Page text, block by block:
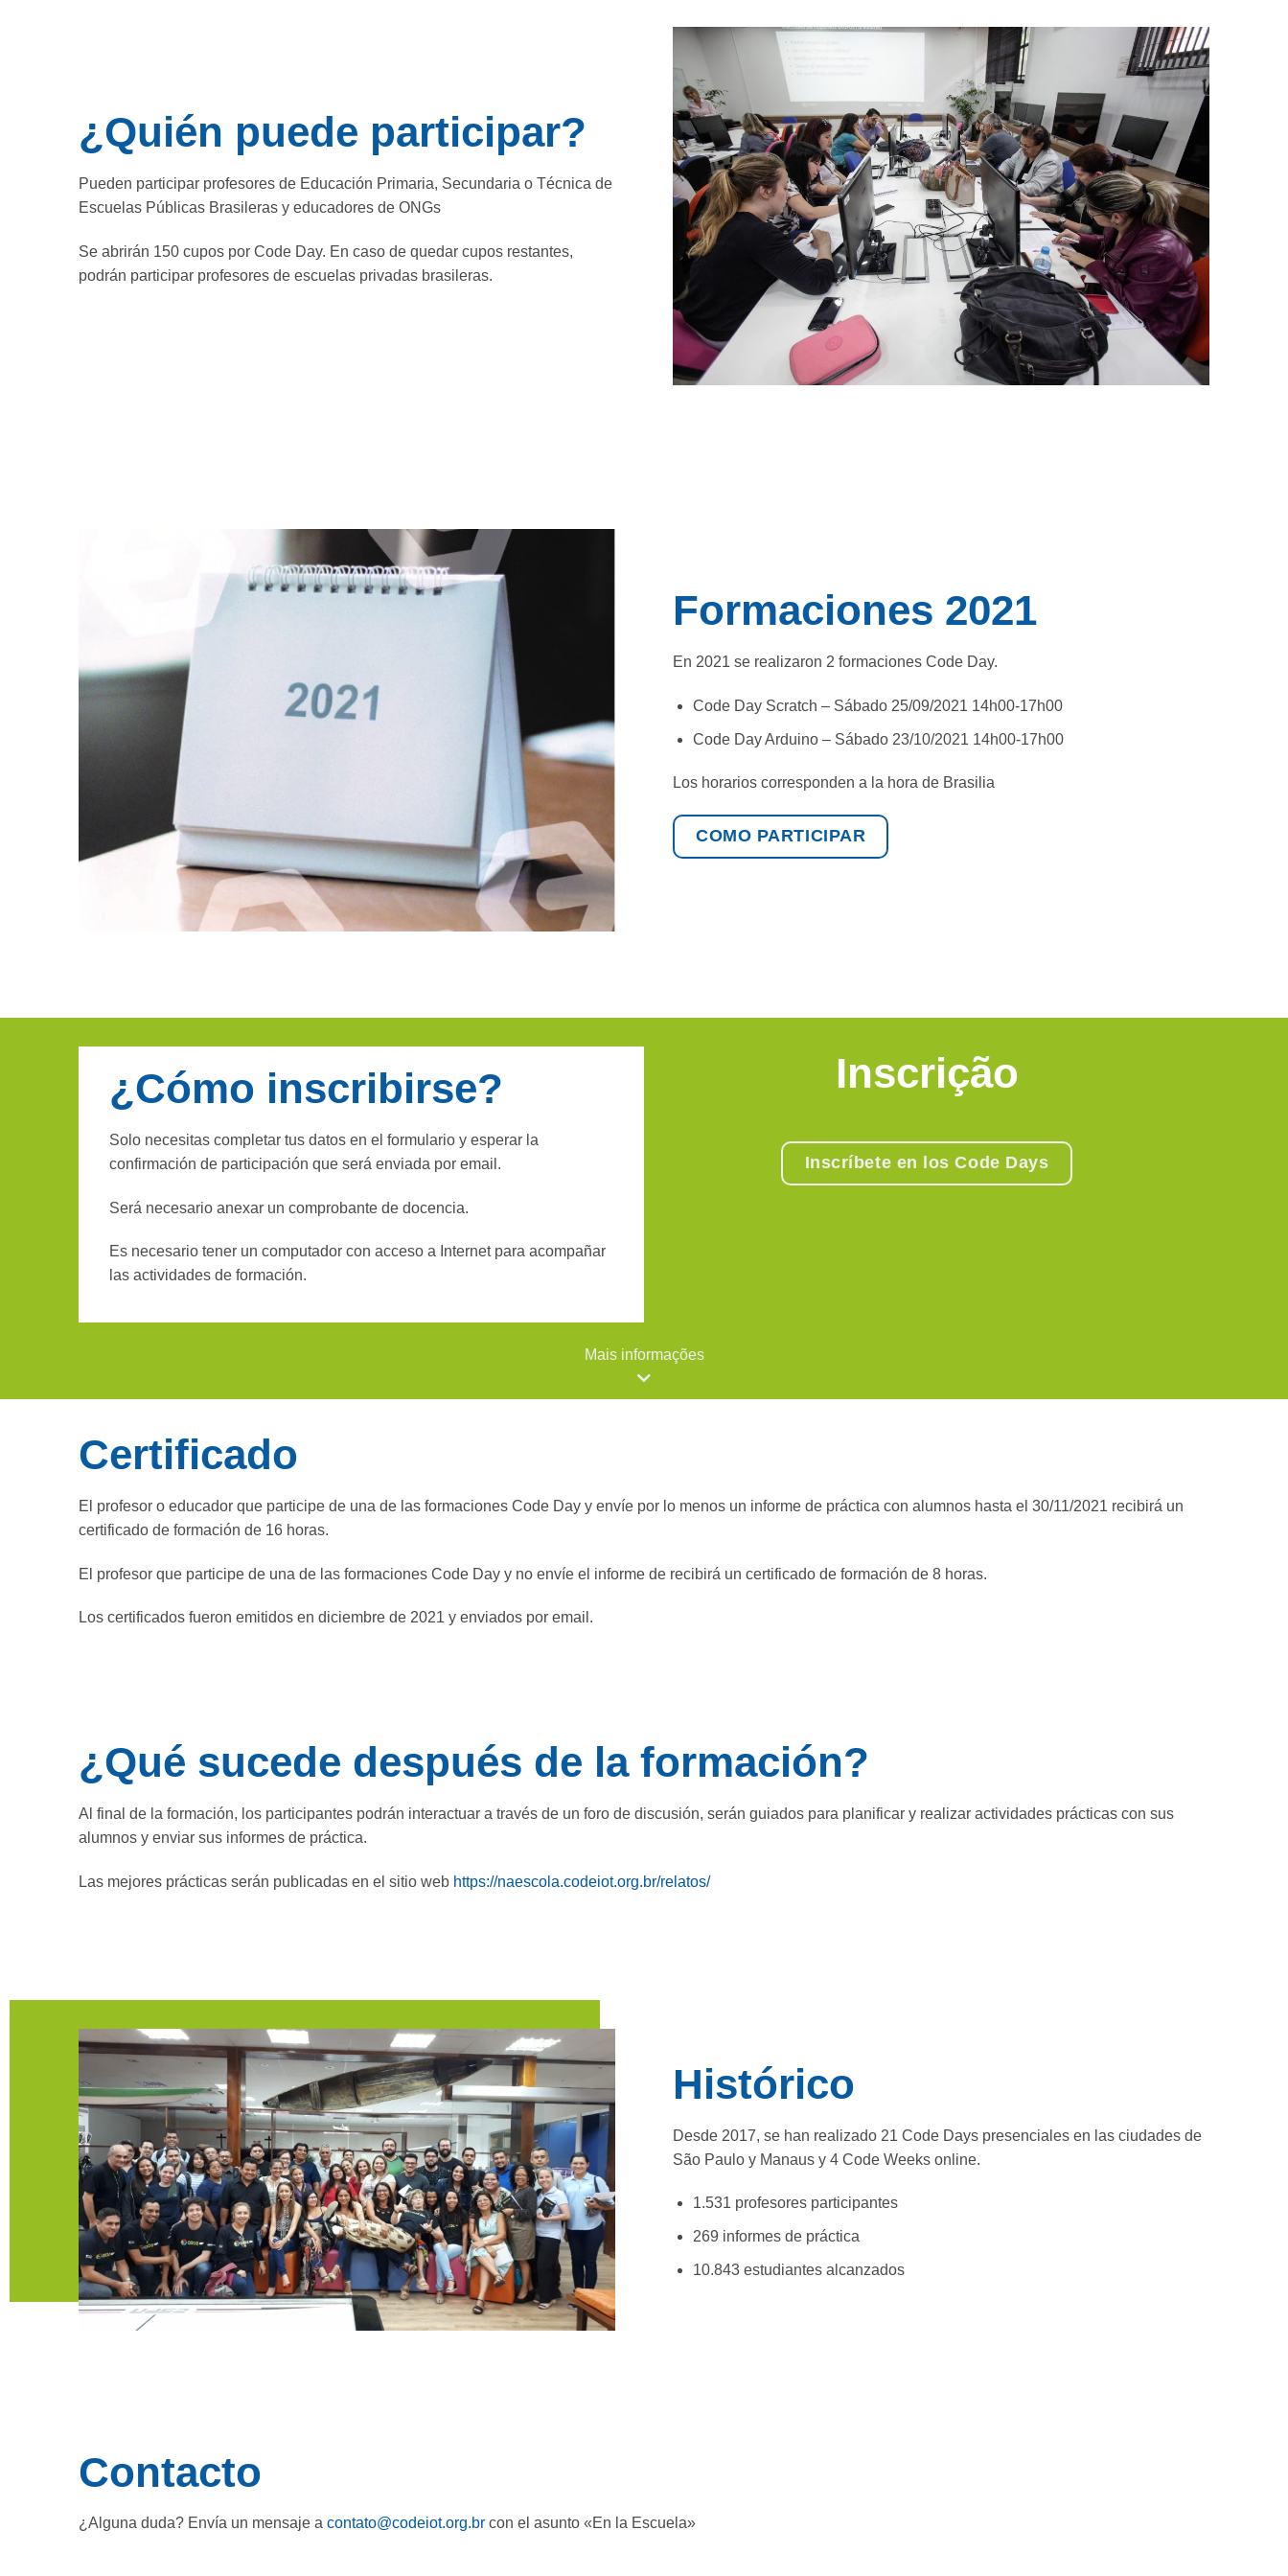
¿Quién puede participar?
Pueden participar profesores de Educación Primaria, Secundaria o Técnica de
Escuelas Públicas Brasileras y educadores de ONGs
Se abrirán 150 cupos por Code Day. En caso de quedar cupos restantes,
podrán participar profesores de escuelas privadas brasileras.
Formaciones 2021
En 2021 se realizaron 2 formaciones Code Day.
Code Day Scratch – Sábado 25/09/2021 14h00-17h00
Code Day Arduino – Sábado 23/10/2021 14h00-17h00
Los horarios corresponden a la hora de Brasilia
COMO PARTICIPAR
¿Cómo inscribirse?
Solo necesitas completar tus datos en el formulario y esperar la
confirmación de participación que será enviada por email.
Será necesario anexar un comprobante de docencia.
Es necesario tener un computador con acceso a Internet para acompañar
las actividades de formación.
Inscrição
Inscríbete en los Code Days
Mais informações
Certificado
El profesor o educador que participe de una de las formaciones Code Day y envíe por lo menos un informe de práctica con alumnos hasta el 30/11/2021 recibirá un
certificado de formación de 16 horas.
El profesor que participe de una de las formaciones Code Day y no envíe el informe de recibirá un certificado de formación de 8 horas.
Los certificados fueron emitidos en diciembre de 2021 y enviados por email.
¿Qué sucede después de la formación?
Al final de la formación, los participantes podrán interactuar a través de un foro de discusión, serán guiados para planificar y realizar actividades prácticas con sus
alumnos y enviar sus informes de práctica.
Las mejores prácticas serán publicadas en el sitio web https://naescola.codeiot.org.br/relatos/
Histórico
Desde 2017, se han realizado 21 Code Days presenciales en las ciudades de
São Paulo y Manaus y 4 Code Weeks online.
1.531 profesores participantes
269 informes de práctica
10.843 estudiantes alcanzados
Contacto
¿Alguna duda? Envía un mensaje a contato@codeiot.org.br con el asunto «En la Escuela»